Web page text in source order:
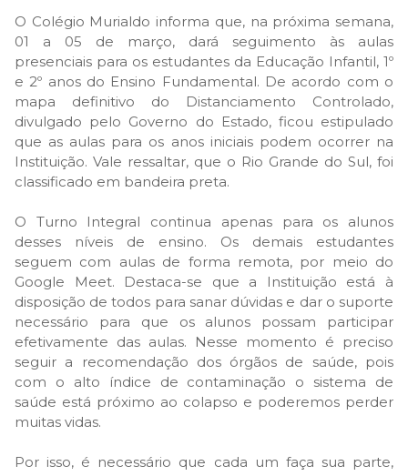
O Colégio Murialdo informa que, na próxima semana,
01 a 05 de março, dará seguimento às aulas
presenciais para os estudantes da Educação Infantil, 1º
e 2º anos do Ensino Fundamental. De acordo com o
mapa definitivo do Distanciamento Controlado,
divulgado pelo Governo do Estado, ficou estipulado
que as aulas para os anos iniciais podem ocorrer na
Instituição. Vale ressaltar, que o Rio Grande do Sul, foi
classificado em bandeira preta.
O Turno Integral continua apenas para os alunos
desses níveis de ensino. Os demais estudantes
seguem com aulas de forma remota, por meio do
Google Meet. Destaca-se que a Instituição está à
disposição de todos para sanar dúvidas e dar o suporte
necessário para que os alunos possam participar
efetivamente das aulas. Nesse momento é preciso
seguir a recomendação dos órgãos de saúde, pois
com o alto índice de contaminação o sistema de
saúde está próximo ao colapso e poderemos perder
muitas vidas.
Por isso, é necessário que cada um faça sua parte,